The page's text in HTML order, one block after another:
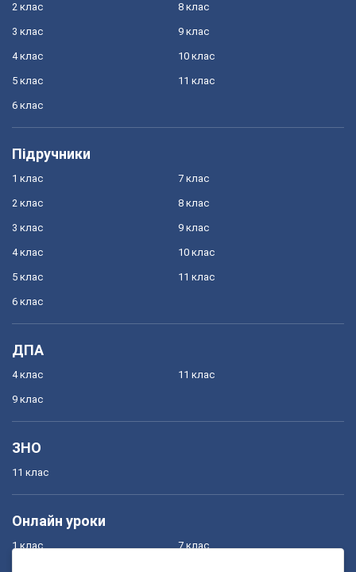
2 клас
3 клас
4 клас
5 клас
6 клас
8 клас
9 клас
10 клас
11 клас
Підручники
1 клас
2 клас
3 клас
4 клас
5 клас
6 клас
7 клас
8 клас
9 клас
10 клас
11 клас
ДПА
4 клас
9 клас
11 клас
ЗНО
11 клас
Онлайн уроки
1 клас 7 клас